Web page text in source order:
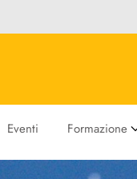
Eventi Formazione